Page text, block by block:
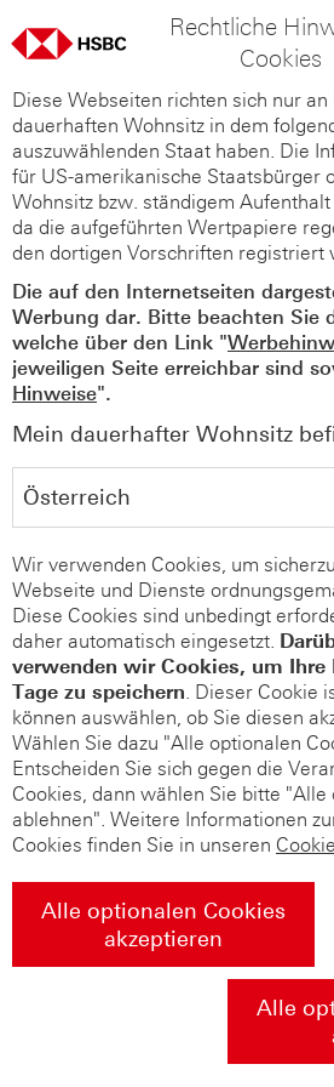
Rechtliche
Cookies
Diese Webseiten richten sich nur an
dauerhaften Wohnsitz in dem
auszuwählenden Staat haben. Die
für US-amerikanische Staatsbürger
Wohnsitz bzw. ständigem
da die aufgeführten Wertpapiere
den dortigen Vorschriften registriert
Die auf den Internetseiten
Werbung dar. Bitte beachten Sie
welche über den Link "
jeweiligen Seite erreichbar sind
Hinweise".
Mein dauerhafter Wohnsitz
Wir verwenden Cookies, um
Webseite und Dienste
Diese Cookies sind unbedingt
daher automatisch eingesetzt.
verwenden wir Cookies, um Ihre
Tage zu speichern. Dieser Cookie
können auswählen, ob Sie diesen
Wählen Sie dazu "Alle optionalen
Entscheiden Sie sich gegen die
Cookies, dann wählen Sie bitte "Alle
ablehnen". Weitere Informationen
Cookies finden Sie in unseren
Alle optionalen Cookies
akzeptieren
Alle